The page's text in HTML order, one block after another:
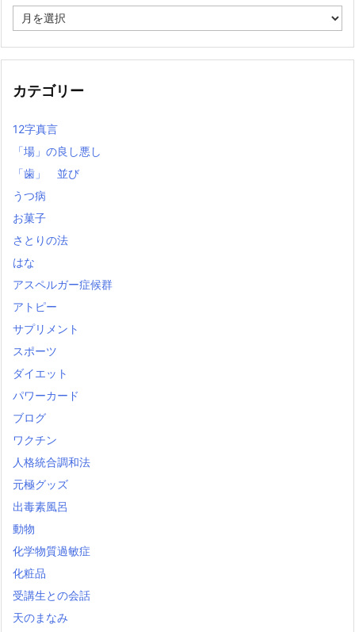
去
記
カテゴリー
12字真言
「場」の良し悪し
「歯」 並び
うつ病
お菓子
さとりの法
はな
アスペルガー症候群
アトピー
サプリメント
スポーツ
ダイエット
パワーカード
ブログ
ワクチン
人格統合調和法
元極グッズ
出毒素風呂
動物
化学物質過敏症
化粧品
受講生との会話
天のまなみ